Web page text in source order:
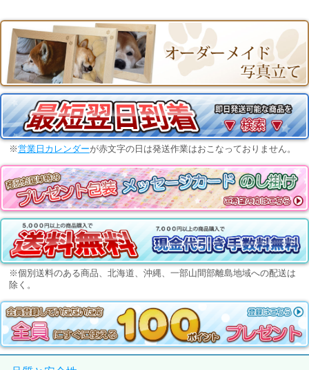
※営業日カレンダーが赤文字の日は発送作業はおこなっておりません。
※個別送料のある商品、北海道、沖縄、一部山間部離島地域への配送は
除く。